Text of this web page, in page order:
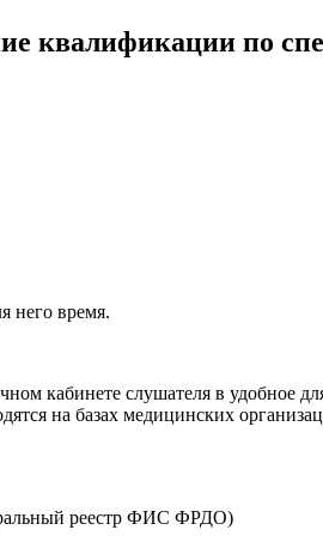
квалификации по
него время.
кабинете слушателя в удобное
на базах медицинских
реестр ФИС ФРДО)